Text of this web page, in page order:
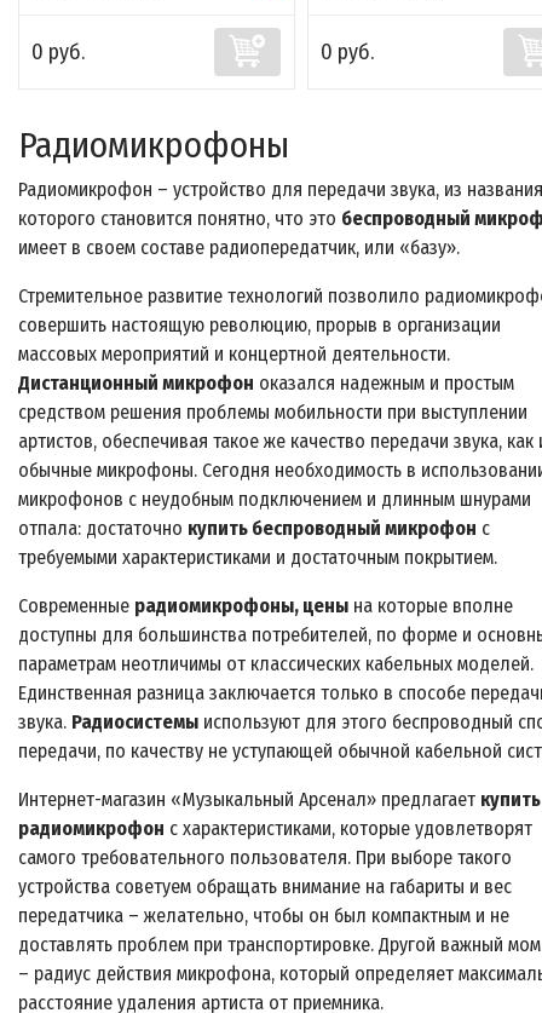
0 руб. 0 руб.
Радиомикрофоны
Радиомикрофон – устройство для передачи звука, из названия
которого становится понятно, что это беспроводный
имеет в своем составе радиопередатчик, или «базу».
Стремительное развитие технологий позволило
совершить настоящую революцию, прорыв в организации
массовых мероприятий и концертной деятельности.
Дистанционный микрофон оказался надежным и простым
средством решения проблемы мобильности при выступлении
артистов, обеспечивая такое же качество передачи звука, как
обычные микрофоны. Сегодня необходимость в
микрофонов с неудобным подключением и длинным шнурами
отпала: достаточно купить беспроводный микрофон с
требуемыми характеристиками и достаточным покрытием.
Современные радиомикрофоны, цены на которые вполне
доступны для большинства потребителей, по форме и
параметрам неотличимы от классических кабельных моделей.
Единственная разница заключается только в способе
звука. Радиосистемы используют для этого беспроводный
передачи, по качеству не уступающей обычной кабельной
Интернет-магазин «Музыкальный Арсенал» предлагает купить
радиомикрофон с характеристиками, которые удовлетворят
самого требовательного пользователя. При выборе такого
устройства советуем обращать внимание на габариты и вес
передатчика – желательно, чтобы он был компактным и не
доставлять проблем при транспортировке. Другой важный
– радиус действия микрофона, который определяет
расстояние удаления артиста от приемника.